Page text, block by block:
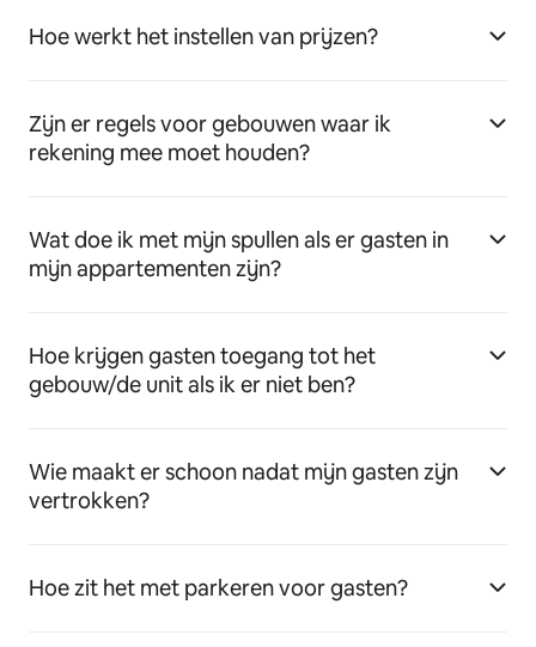
Hoe werkt het instellen van prijzen?
Zijn er regels voor gebouwen waar ik
rekening mee moet houden?
Wat doe ik met mijn spullen als er gasten in
mijn appartementen zijn?
Hoe krijgen gasten toegang tot het
gebouw/de unit als ik er niet ben?
Wie maakt er schoon nadat mijn gasten zijn
vertrokken?
Hoe zit het met parkeren voor gasten?